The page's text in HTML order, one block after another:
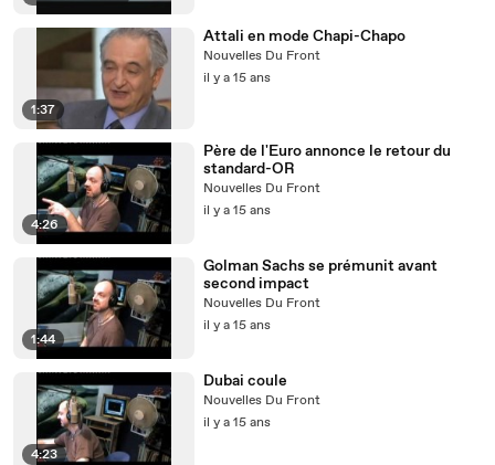
1:37
Attali en mode Chapi-Chapo
Nouvelles Du Front
il y a 15 ans
4:26
Père de l'Euro annonce le retour du
standard-OR
Nouvelles Du Front
il y a 15 ans
1:44
Golman Sachs se prémunit avant
second impact
Nouvelles Du Front
il y a 15 ans
4:23
Dubai coule
Nouvelles Du Front
il y a 15 ans